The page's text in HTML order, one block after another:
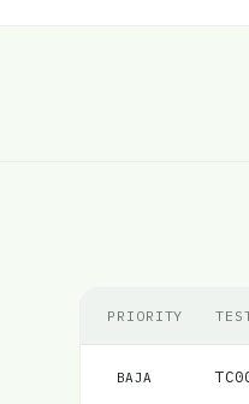
PRIORITY
BAJA